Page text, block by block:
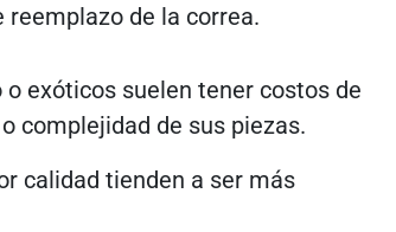
de la correa.
exóticos suelen tener costos de
complejidad de sus piezas.
calidad tienden a ser más